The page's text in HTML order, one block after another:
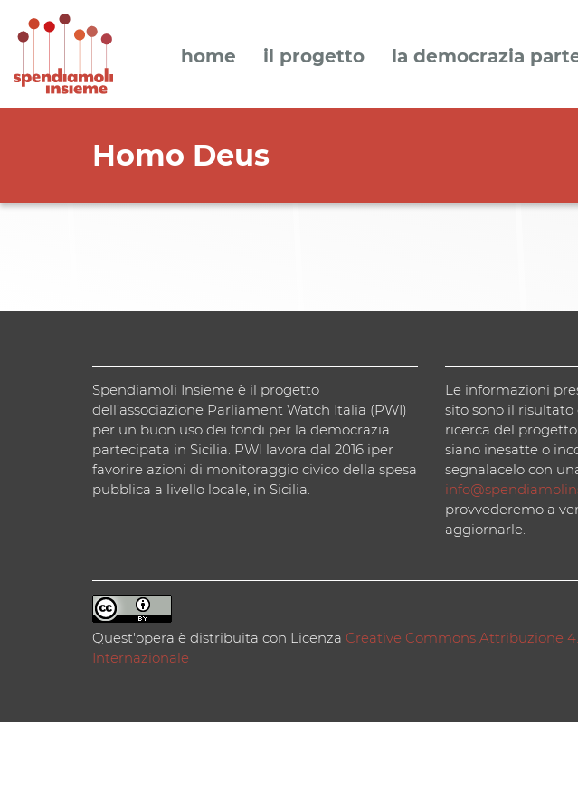
home il progetto la democrazia
Homo Deus
Spendiamoli Insieme è il progetto
dell’associazione Parliament Watch Italia (PWI)
per un buon uso dei fondi per la democrazia
partecipata in Sicilia. PWI lavora dal 2016 iper
favorire azioni di monitoraggio civico della spesa
pubblica a livello locale, in Sicilia.
Le informazioni
sito sono il risultato
ricerca del
siano inesatte o
segnalacelo con
provvederemo a
aggiornarle.
Quest'opera è distribuita con Licenza Creative Commons Attribuzione
Internazionale